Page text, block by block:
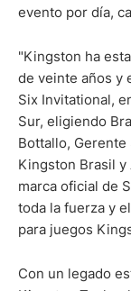
evento por día,
"Kingston ha
de veinte años y
Six Invitational,
Sur, eligiendo
Bottallo,
Kingston Brasil y
marca oficial de
toda la fuerza y
para juegos
Con un legado